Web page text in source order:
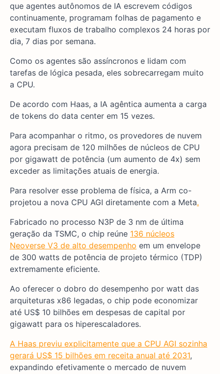
que agentes autônomos de IA escrevem códigos
continuamente, programam folhas de pagamento e
executam fluxos de trabalho complexos 24 horas por
dia, 7 dias por semana.
Como os agentes são assíncronos e lidam com
tarefas de lógica pesada, eles sobrecarregam muito
a CPU.
De acordo com Haas, a IA agêntica aumenta a carga
de tokens do data center em 15 vezes.
Para acompanhar o ritmo, os provedores de nuvem
agora precisam de 120 milhões de núcleos de CPU
por gigawatt de potência (um aumento de 4x) sem
exceder as limitações atuais de energia.
Para resolver esse problema de física, a Arm co-
projetou a nova CPU AGI diretamente com a Meta.
Fabricado no processo N3P de 3 nm de última
geração da TSMC, o chip reúne 136 núcleos
Neoverse V3 de alto desempenho em um envelope
de 300 watts de potência de projeto térmico (TDP)
extremamente eficiente.
Ao oferecer o dobro do desempenho por watt das
arquiteturas x86 legadas, o chip pode economizar
até US$ 10 bilhões em despesas de capital por
gigawatt para os hiperescaladores.
A Haas previu explicitamente que a CPU AGI sozinha
gerará US$ 15 bilhões em receita anual até 2031,
expandindo efetivamente o mercado de nuvem